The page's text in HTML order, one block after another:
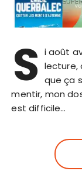
S i août
lecture,
que ça
mentir, mon
est difficile…